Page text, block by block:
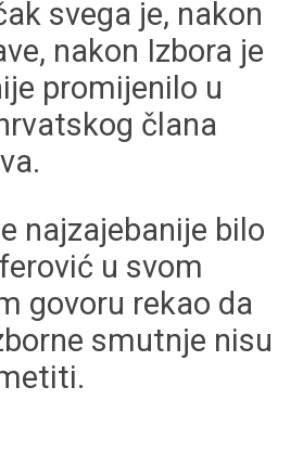
svega je, nakon
nakon Izbora je
promijenilo u
člana
najzajebanije bilo
u svom
govoru rekao da
smutnje nisu